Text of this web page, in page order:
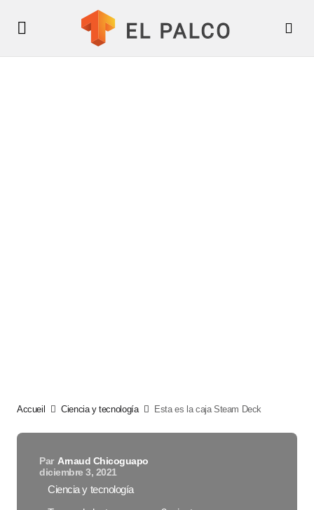
Accueil Ciencia y tecnología Esta es la caja Steam Deck
Par Arnaud Chicoguapo
diciembre 3, 2021
Ciencia y tecnología